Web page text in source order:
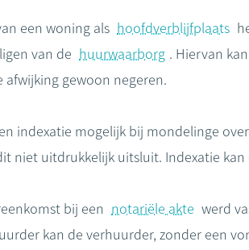
een woning als hoofdverblijfplaats
van de huurwaarborg . Hiervan
afwijking gewoon negeren.
indexatie mogelijk bij mondelinge
niet uitdrukkelijk uitsluit. Indexatie kan
bij een notariële akte werd
kan de verhuurder, zonder een